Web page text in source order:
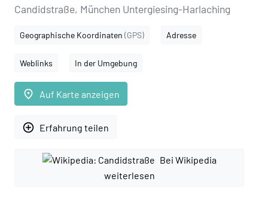
Candidstraße, München Untergiesing-Harlaching
Geographische Koordinaten (GPS) Adresse
Weblinks In der Umgebung
place Auf Karte anzeigen
add_circle_outline Erfahrung teilen
Bei Wikipedia
weiterlesen